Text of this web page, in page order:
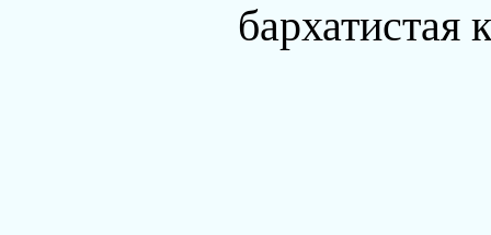
бархатистая